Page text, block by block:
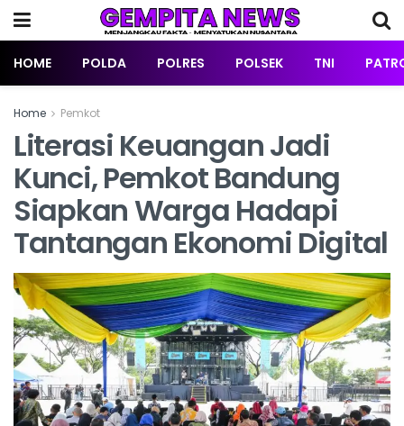
HOME POLDA POLRES POLSEK TNI
Home Pemkot
Literasi Keuangan Jadi
Kunci, Pemkot Bandung
Siapkan Warga Hadapi
Tantangan Ekonomi Digital